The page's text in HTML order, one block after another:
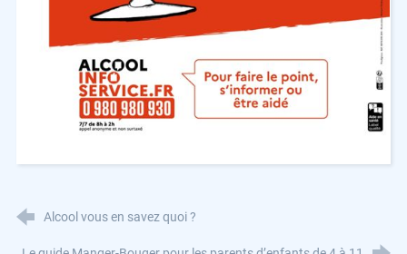
Alcool vous en savez quoi ?